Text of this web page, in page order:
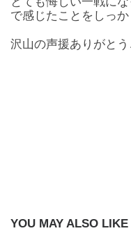
で感じたことをしっ
沢山の声援ありがとう
YOU MAY ALSO LIKE